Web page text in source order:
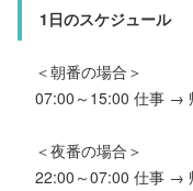
1日のスケジュール
＜朝番の場合＞
07:00～15:00 仕事 →
＜夜番の場合＞
22:00～07:00 仕事 →
1日のスケジュ
07:00～15:00